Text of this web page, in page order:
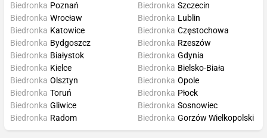
Biedronka Poznań
Biedronka Wrocław
Biedronka Szczecin
Biedronka Lublin
Biedronka Katowice
Biedronka Bydgoszcz
Biedronka Białystok
Biedronka Kielce
Biedronka Częstochowa
Biedronka Rzeszów
Biedronka Gdynia
Biedronka Bielsko-Biała
Biedronka Olsztyn
Biedronka Toruń
Biedronka Gliwice
Biedronka Radom
Biedronka Opole
Biedronka Płock
Biedronka Sosnowiec
Biedronka Gorzów Wielkopolski